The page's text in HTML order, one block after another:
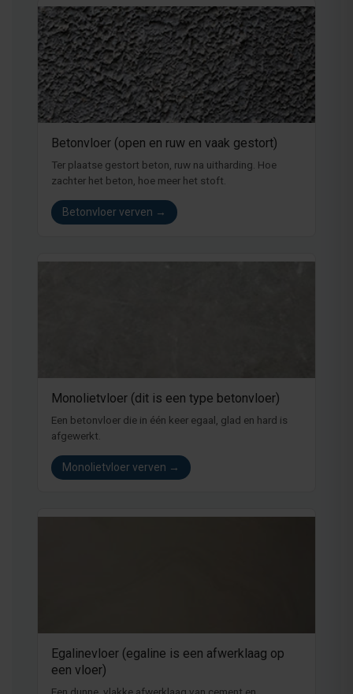
Betonvloer (open en ruw en vaak gestort)
Ter plaatse gestort beton, ruw na uitharding. Hoe
zachter het beton, hoe meer het stoft.
Betonvloer verven →
Monolietvloer (dit is een type betonvloer)
Een betonvloer die in één keer egaal, glad en hard is
afgewerkt.
Monolietvloer verven →
Egalinevloer (egaline is een afwerklaag op
een vloer)